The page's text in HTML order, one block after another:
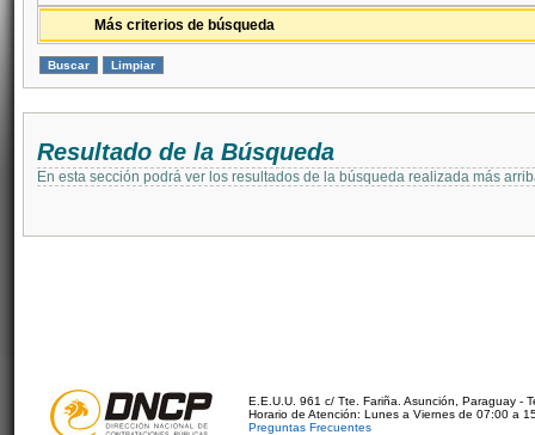
Más criterios de búsqueda
Resultado de la Búsqueda
En esta sección podrá ver los resultados de la búsqueda realizada más
E.E.U.U. 961 c/ Tte. Fariña. Asunción, Paraguay -
Horario de Atención: Lunes a Viernes de 07:00 a
Preguntas Frecuentes